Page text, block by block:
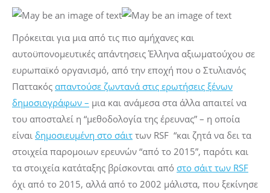
Πρόκειται για μια από τις πιο αμήχανες και
αυτοϋπονομευτικές απάντησεις Έλληνα αξιωματούχου σε
ευρωπαϊκό οργανισμό, από την εποχή που ο Στυλιανός
Παττακός απαντούσε ζωντανά στις ερωτήσεις ξένων
δημοσιογράφων – μια και ανάμεσα στα άλλα απαιτεί να
του αποσταλεί η “μεθοδολογία της έρευνας” – η οποία
είναι δημοσιευμένη στο σάιτ των RSF “και ζητά να δει τα
στοιχεία παρομοιων ερευνών “από το 2015”, παρότι και
τα στοιχεία κατάταξης βρίσκονται από στο σάιτ των RSF
όχι από το 2015, αλλά από το 2002 μάλιστα, που ξεκίνησε